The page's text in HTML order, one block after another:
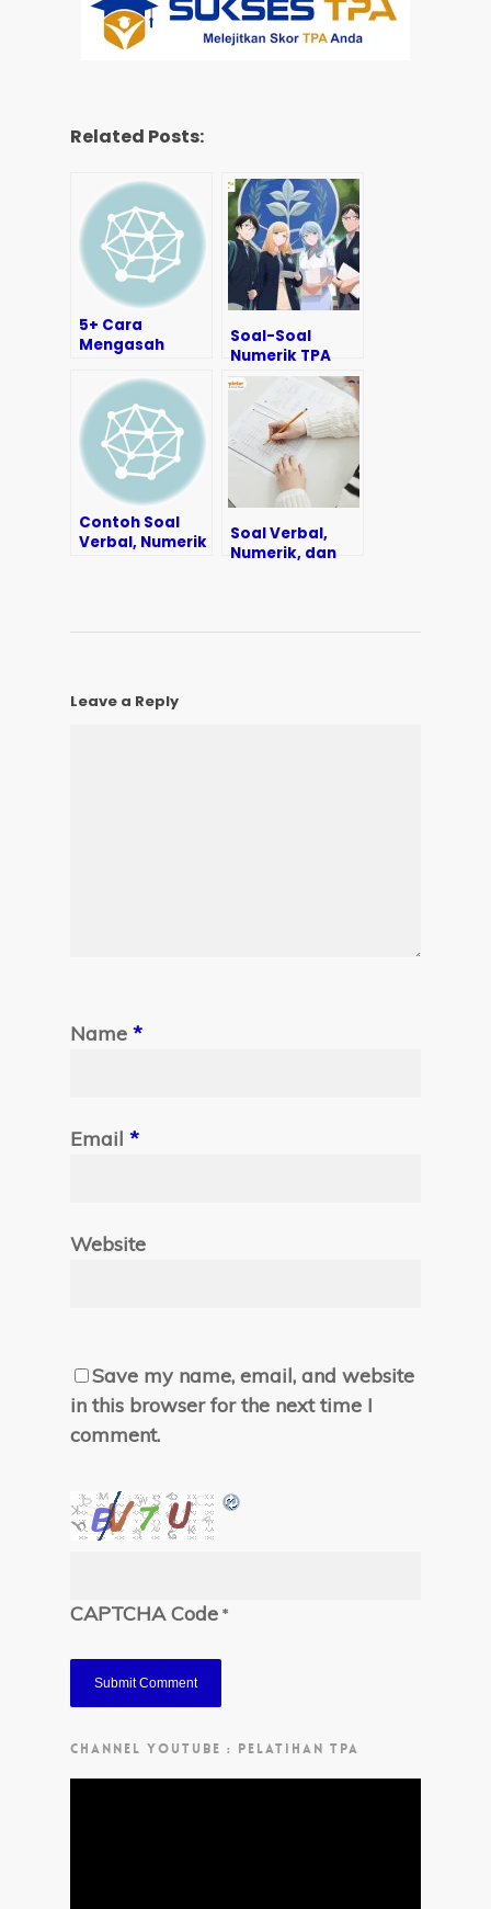
Related Posts:
5+ Cara
Mengasah
Logika, Sukses
TPA-mu!
Soal-Soal
Numerik TPA
Bappenas
untuk
Persiapan
Seleksi
Akademik
Contoh Soal
Verbal, Numerik
Soal Verbal,
Numerik, dan
Leave a Reply
Name *
Email *
Website
Save my name, email, and website
in this browser for the next time I
comment.
CAPTCHA Code *
CHANNEL YOUTUBE : PELATIHAN TPA